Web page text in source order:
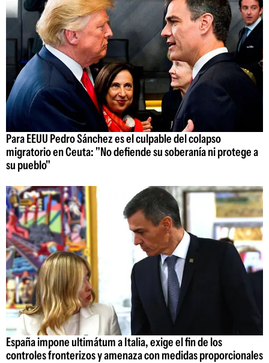
Para EEUU Pedro Sánchez es el culpable del colapso
migratorio en Ceuta: "No defiende su soberanía ni protege a
su pueblo"
España impone ultimátum a Italia, exige el fin de los
controles fronterizos y amenaza con medidas proporcionales